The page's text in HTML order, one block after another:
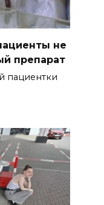
не
препарат
пациентки